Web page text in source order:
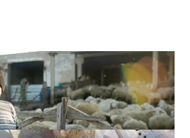
VIP-зоны: сколько придется
Аркадии